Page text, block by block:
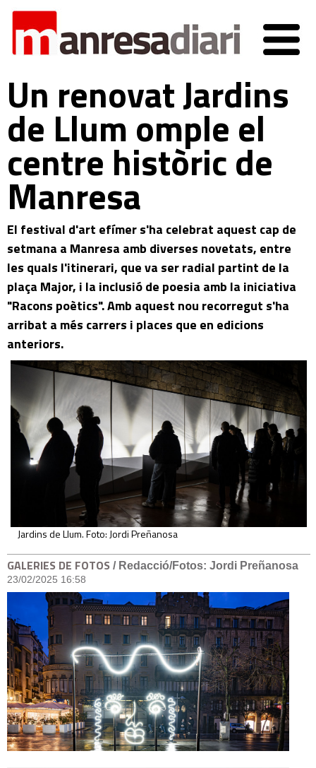
Un renovat Jardins
de Llum omple el
centre històric de
Manresa
El festival d'art efímer s'ha celebrat aquest cap de
setmana a Manresa amb diverses novetats, entre
les quals l'itinerari, que va ser radial partint de la
plaça Major, i la inclusió de poesia amb la iniciativa
"Racons poètics". Amb aquest nou recorregut s'ha
arribat a més carrers i places que en edicions
anteriors.
Jardins de Llum. Foto: Jordi Preñanosa
GALERIES DE FOTOS / Redacció/Fotos: Jordi Preñanosa
23/02/2025 16:58